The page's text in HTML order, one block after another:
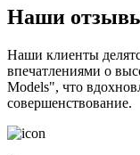
Наши
Наши клиенты
впечатлениями о
Models", что
совершенствование.